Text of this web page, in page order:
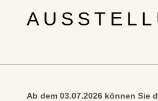
Ab dem 03.07.2026 können Sie